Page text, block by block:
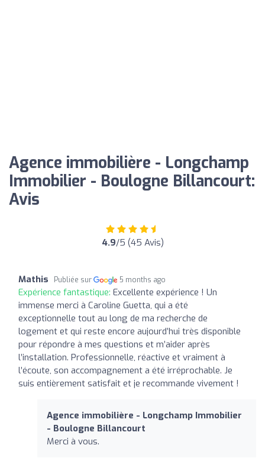
Agence immobilière - Longchamp
Immobilier - Boulogne Billancourt:
Avis
4.9/5 (45 Avis)
Mathis Publiée sur 5 months ago
Expérience fantastique: Excellente expérience ! Un
immense merci à Caroline Guetta, qui a été
exceptionnelle tout au long de ma recherche de
logement et qui reste encore aujourd’hui très disponible
pour répondre à mes questions et m’aider après
l’installation. Professionnelle, réactive et vraiment à
l’écoute, son accompagnement a été irréprochable. Je
suis entièrement satisfait et je recommande vivement !
Agence immobilière - Longchamp Immobilier
- Boulogne Billancourt
Merci à vous.